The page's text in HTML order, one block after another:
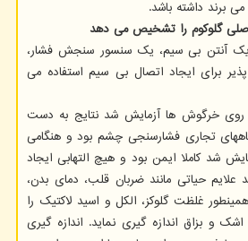
برند داشته باشد.
گلوکوم را تشخیص می دهد
یک آنتن بی سیم، یک سنسور سنجش فشار،
برای ایجاد اتصال بی سیم استفاده می
روی خرگوش ها آزمایش شد نتایج به دست
تجاری فشارسنجی چشم بود و هنگامی
آزمایش شد کاملا ایمن بود و هیچ التهابی ایجاد
علایم حیاتی مانند ضربان قلب، دمای بدن،
غلظت گلوکز، الکل و اسید لاکتیک را
و بزاق اندازه گیری نماید. اندازه گیری